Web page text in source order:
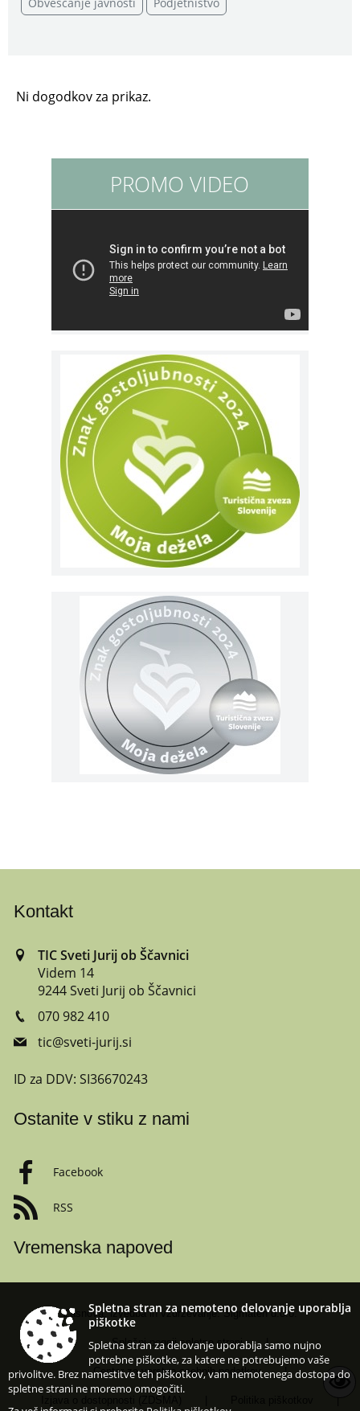
Ni dogodkov za prikaz.
PROMO VIDEO
Kontakt
TIC Sveti Jurij ob Ščavnici
Videm 14
9244 Sveti Jurij ob Ščavnici
070 982 410
tic@sveti-jurij.si
ID za DDV: SI36670243
Ostanite v stiku z nami
Facebook
RSS
Vremenska napoved
Zasnova, izvedba in vzdrževanje: Sigmateh d.o.o.
Splošni pogoji spletne strani |
Center za varstvo osebnih podatkov |
Spletna stran za nemoteno delovanje uporablja
piškotke
Spletna stran za delovanje uporablja samo nujno
potrebne piškotke, za katere ne potrebujemo vaše
privolitve. Brez namestitve teh piškotkov, vam nemotenega dostopa do
spletne strani ne moremo omogočiti.